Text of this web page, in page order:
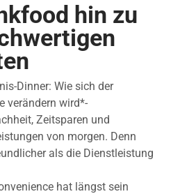
hin zu
Dinner: Wie sich der
verändern wird*-
Zeitsparen und
von morgen. Denn
als die Dienstleistung
hat längst sein